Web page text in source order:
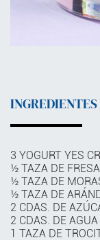
INGREDIENTES
3 YOGURT YES
½ TAZA DE
½ TAZA DE
½ TAZA DE
2 CDAS. DE
2 CDAS. DE AGUA
1 TAZA DE